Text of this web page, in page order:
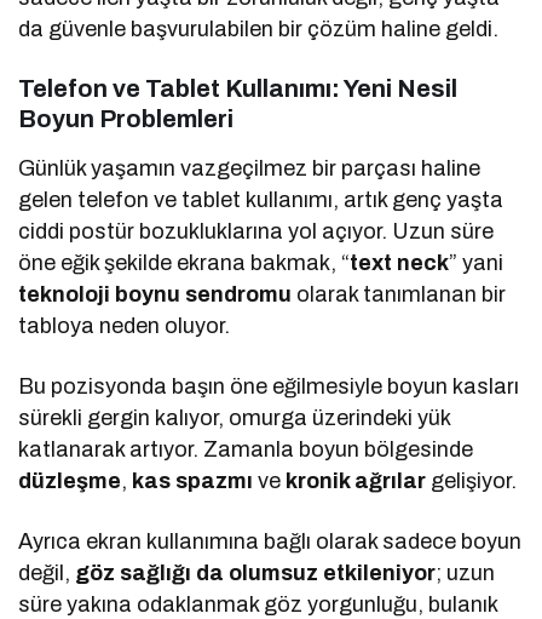
da güvenle başvurulabilen bir çözüm haline geldi.
Telefon ve Tablet Kullanımı: Yeni Nesil
Boyun Problemleri
Günlük yaşamın vazgeçilmez bir parçası haline
gelen telefon ve tablet kullanımı, artık genç yaşta
ciddi postür bozukluklarına yol açıyor. Uzun süre
öne eğik şekilde ekrana bakmak, “text neck” yani
teknoloji boynu sendromu olarak tanımlanan bir
tabloya neden oluyor.
Bu pozisyonda başın öne eğilmesiyle boyun kasları
sürekli gergin kalıyor, omurga üzerindeki yük
katlanarak artıyor. Zamanla boyun bölgesinde
düzleşme, kas spazmı ve kronik ağrılar gelişiyor.
Ayrıca ekran kullanımına bağlı olarak sadece boyun
değil, göz sağlığı da olumsuz etkileniyor; uzun
süre yakına odaklanmak göz yorgunluğu, bulanık